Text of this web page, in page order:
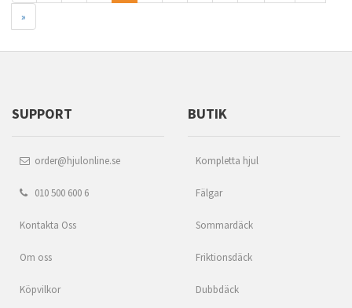
»
SUPPORT
order@hjulonline.se
010 500 600 6
Kontakta Oss
Om oss
Köpvilkor
BUTIK
Kompletta hjul
Fälgar
Sommardäck
Friktionsdäck
Dubbdäck